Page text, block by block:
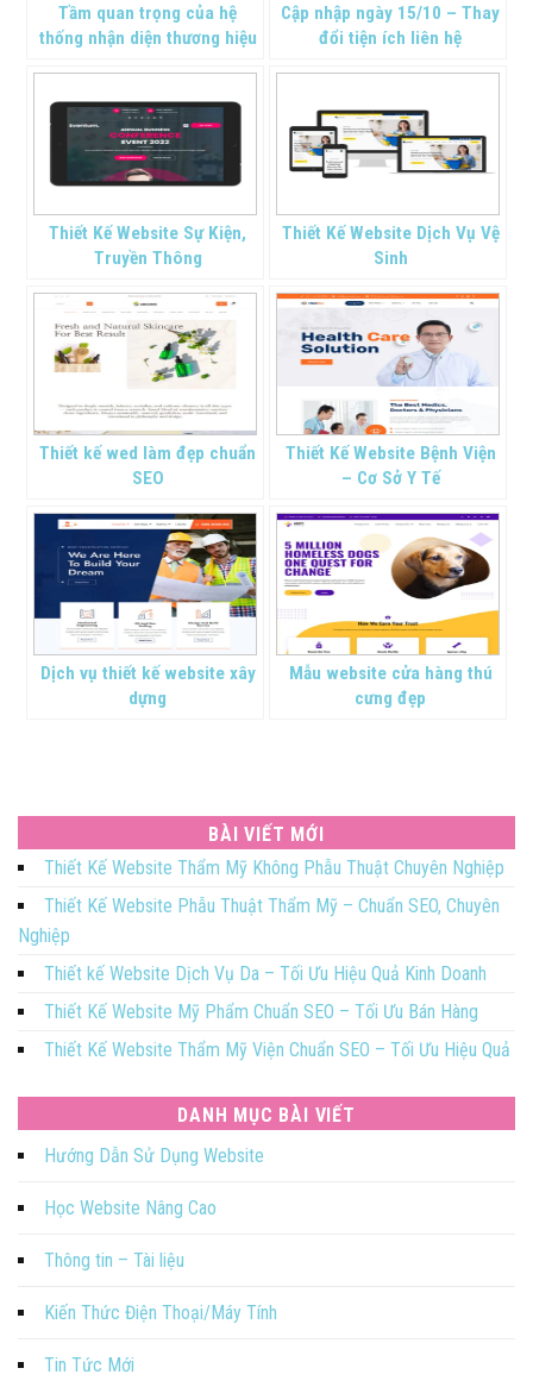
Tầm quan trọng của hệ
thống nhận diện thương hiệu
Cập nhập ngày 15/10 – Thay
đổi tiện ích liên hệ
Thiết Kế Website Sự Kiện,
Truyền Thông
Thiết Kế Website Dịch Vụ Vệ
Sinh
Thiết kế wed làm đẹp chuẩn
SEO
Thiết Kế Website Bệnh Viện
– Cơ Sở Y Tế
Dịch vụ thiết kế website xây
dựng
Mẫu website cửa hàng thú
cưng đẹp
BÀI VIẾT MỚI
Thiết Kế Website Thẩm Mỹ Không Phẫu Thuật Chuyên Nghiệp
Thiết Kế Website Phẫu Thuật Thẩm Mỹ – Chuẩn SEO, Chuyên
Nghiệp
Thiết kế Website Dịch Vụ Da – Tối Ưu Hiệu Quả Kinh Doanh
Thiết Kế Website Mỹ Phẩm Chuẩn SEO – Tối Ưu Bán Hàng
Thiết Kế Website Thẩm Mỹ Viện Chuẩn SEO – Tối Ưu Hiệu Quả
DANH MỤC BÀI VIẾT
Hướng Dẫn Sử Dụng Website
Học Website Nâng Cao
Thông tin – Tài liệu
Kiến Thức Điện Thoại/Máy Tính
Tin Tức Mới